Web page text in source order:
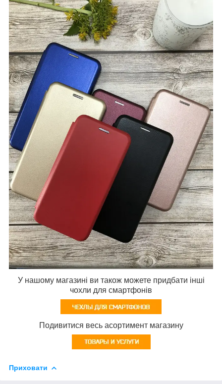
У нашому магазині ви також можете придбати інші
чохли для смартфонів
Подивитися весь асортимент магазину
Приховати